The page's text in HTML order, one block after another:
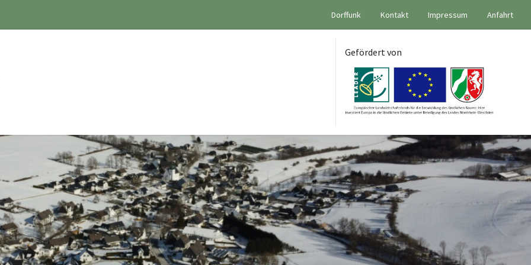
Dorffunk Kontakt Impressum Anfahrt
Gefördert von